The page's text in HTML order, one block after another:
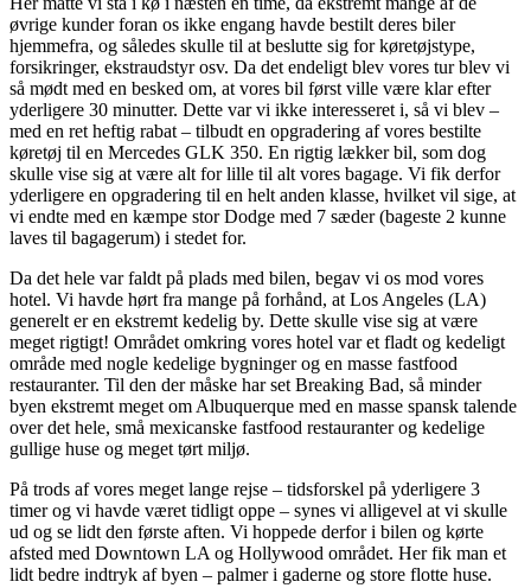
øvrige kunder foran os ikke engang havde bestilt deres biler
hjemmefra, og således skulle til at beslutte sig for køretøjstype,
forsikringer, ekstraudstyr osv. Da det endeligt blev vores tur blev vi
så mødt med en besked om, at vores bil først ville være klar efter
yderligere 30 minutter. Dette var vi ikke interesseret i, så vi blev –
med en ret heftig rabat – tilbudt en opgradering af vores bestilte
køretøj til en Mercedes GLK 350. En rigtig lækker bil, som dog
skulle vise sig at være alt for lille til alt vores bagage. Vi fik derfor
yderligere en opgradering til en helt anden klasse, hvilket vil sige, at
vi endte med en kæmpe stor Dodge med 7 sæder (bageste 2 kunne
laves til bagagerum) i stedet for.
Da det hele var faldt på plads med bilen, begav vi os mod vores
hotel. Vi havde hørt fra mange på forhånd, at Los Angeles (LA)
generelt er en ekstremt kedelig by. Dette skulle vise sig at være
meget rigtigt! Området omkring vores hotel var et fladt og kedeligt
område med nogle kedelige bygninger og en masse fastfood
restauranter. Til den der måske har set Breaking Bad, så minder
byen ekstremt meget om Albuquerque med en masse spansk talende
over det hele, små mexicanske fastfood restauranter og kedelige
gullige huse og meget tørt miljø.
På trods af vores meget lange rejse – tidsforskel på yderligere 3
timer og vi havde været tidligt oppe – synes vi alligevel at vi skulle
ud og se lidt den første aften. Vi hoppede derfor i bilen og kørte
afsted med Downtown LA og Hollywood området. Her fik man et
lidt bedre indtryk af byen – palmer i gaderne og store flotte huse.